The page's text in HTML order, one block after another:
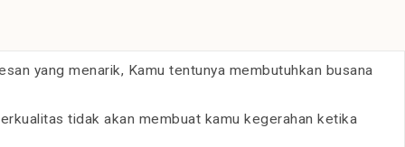
yang menarik, Kamu tentunya membutuhkan busana
tidak akan membuat kamu kegerahan ketika